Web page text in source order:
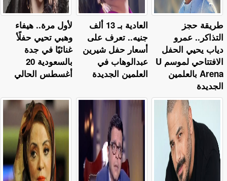
لأول مرة.. هيفاء
وهبي تحيي حفلًأ
غنائيًا في جدة
بالسعودية 20
أغسطس الحالي
العادية بـ 13 ألف
جنيه.. تعرف على
أسعار حفل شيرين
عبدالوهاب في
العلمين الجديدة
طريقة حجز
التذاكر.. عمرو
دياب يحيي الحفل
الافتتاحي لموسم U
Arena بالعلمين
الجديدة